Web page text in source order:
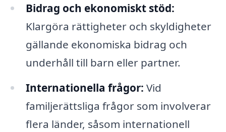
Bidrag och ekonomiskt stöd:
Klargöra rättigheter och skyldigheter
gällande ekonomiska bidrag och
underhåll till barn eller partner.
Internationella frågor: Vid
familjerättsliga frågor som involverar
flera länder, såsom internationell